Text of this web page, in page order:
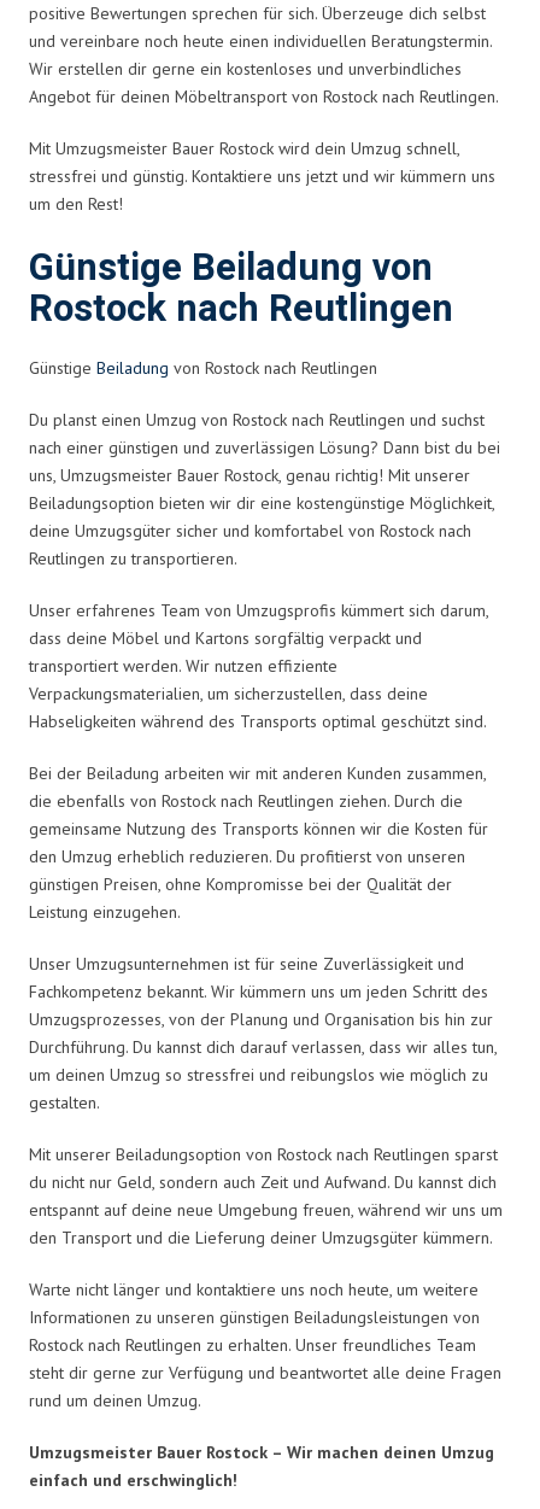
positive Bewertungen sprechen für sich. Überzeuge dich selbst
und vereinbare noch heute einen individuellen Beratungstermin.
Wir erstellen dir gerne ein kostenloses und unverbindliches
Angebot für deinen Möbeltransport von Rostock nach Reutlingen.
Mit Umzugsmeister Bauer Rostock wird dein Umzug schnell,
stressfrei und günstig. Kontaktiere uns jetzt und wir kümmern uns
um den Rest!
Günstige Beiladung von
Rostock nach Reutlingen
Günstige Beiladung von Rostock nach Reutlingen
Du planst einen Umzug von Rostock nach Reutlingen und suchst
nach einer günstigen und zuverlässigen Lösung? Dann bist du bei
uns, Umzugsmeister Bauer Rostock, genau richtig! Mit unserer
Beiladungsoption bieten wir dir eine kostengünstige Möglichkeit,
deine Umzugsgüter sicher und komfortabel von Rostock nach
Reutlingen zu transportieren.
Unser erfahrenes Team von Umzugsprofis kümmert sich darum,
dass deine Möbel und Kartons sorgfältig verpackt und
transportiert werden. Wir nutzen effiziente
Verpackungsmaterialien, um sicherzustellen, dass deine
Habseligkeiten während des Transports optimal geschützt sind.
Bei der Beiladung arbeiten wir mit anderen Kunden zusammen,
die ebenfalls von Rostock nach Reutlingen ziehen. Durch die
gemeinsame Nutzung des Transports können wir die Kosten für
den Umzug erheblich reduzieren. Du profitierst von unseren
günstigen Preisen, ohne Kompromisse bei der Qualität der
Leistung einzugehen.
Unser Umzugsunternehmen ist für seine Zuverlässigkeit und
Fachkompetenz bekannt. Wir kümmern uns um jeden Schritt des
Umzugsprozesses, von der Planung und Organisation bis hin zur
Durchführung. Du kannst dich darauf verlassen, dass wir alles tun,
um deinen Umzug so stressfrei und reibungslos wie möglich zu
gestalten.
Mit unserer Beiladungsoption von Rostock nach Reutlingen sparst
du nicht nur Geld, sondern auch Zeit und Aufwand. Du kannst dich
entspannt auf deine neue Umgebung freuen, während wir uns um
den Transport und die Lieferung deiner Umzugsgüter kümmern.
Warte nicht länger und kontaktiere uns noch heute, um weitere
Informationen zu unseren günstigen Beiladungsleistungen von
Rostock nach Reutlingen zu erhalten. Unser freundliches Team
steht dir gerne zur Verfügung und beantwortet alle deine Fragen
rund um deinen Umzug.
Umzugsmeister Bauer Rostock – Wir machen deinen Umzug
einfach und erschwinglich!